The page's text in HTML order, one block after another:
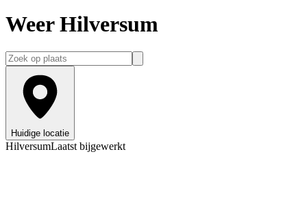
Weer Hilversum
Huidige locatie
HilversumLaatst bijgewerkt